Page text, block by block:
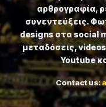
αρθρογραφία,
συνεντεύξεις.
designs στα social
μεταδόσεις,
Youtube
Contact us: